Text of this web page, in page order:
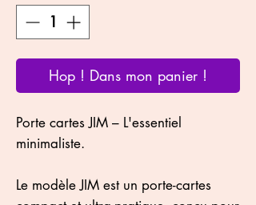
Hop ! Dans mon panier !
Porte cartes JIM – L'essentiel
minimaliste.
Le modèle JIM est un porte-cartes